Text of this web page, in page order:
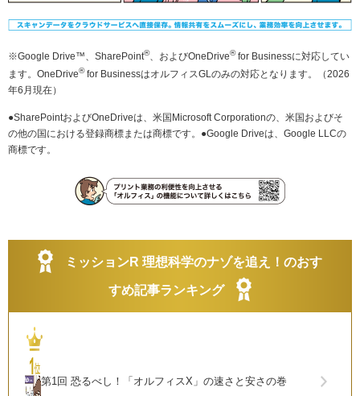
※Google Drive™、SharePoint®、およびOneDrive®for Businessに対応してい
ます。OneDrive®for BusinessはオルフィスGLのみの対応となります。（2026
年6月現在）
●SharePointおよびOneDriveは、米国Microsoft Corporationの、米国およびそ
の他の国における登録商標または商標です。●Google Driveは、Google LLCの
商標です。
ミッションR 理想科学のナゾを追え！のおす
すめ記事ランキング
第1回 恐るべし！「オルフィスX」の速さと安さの巻